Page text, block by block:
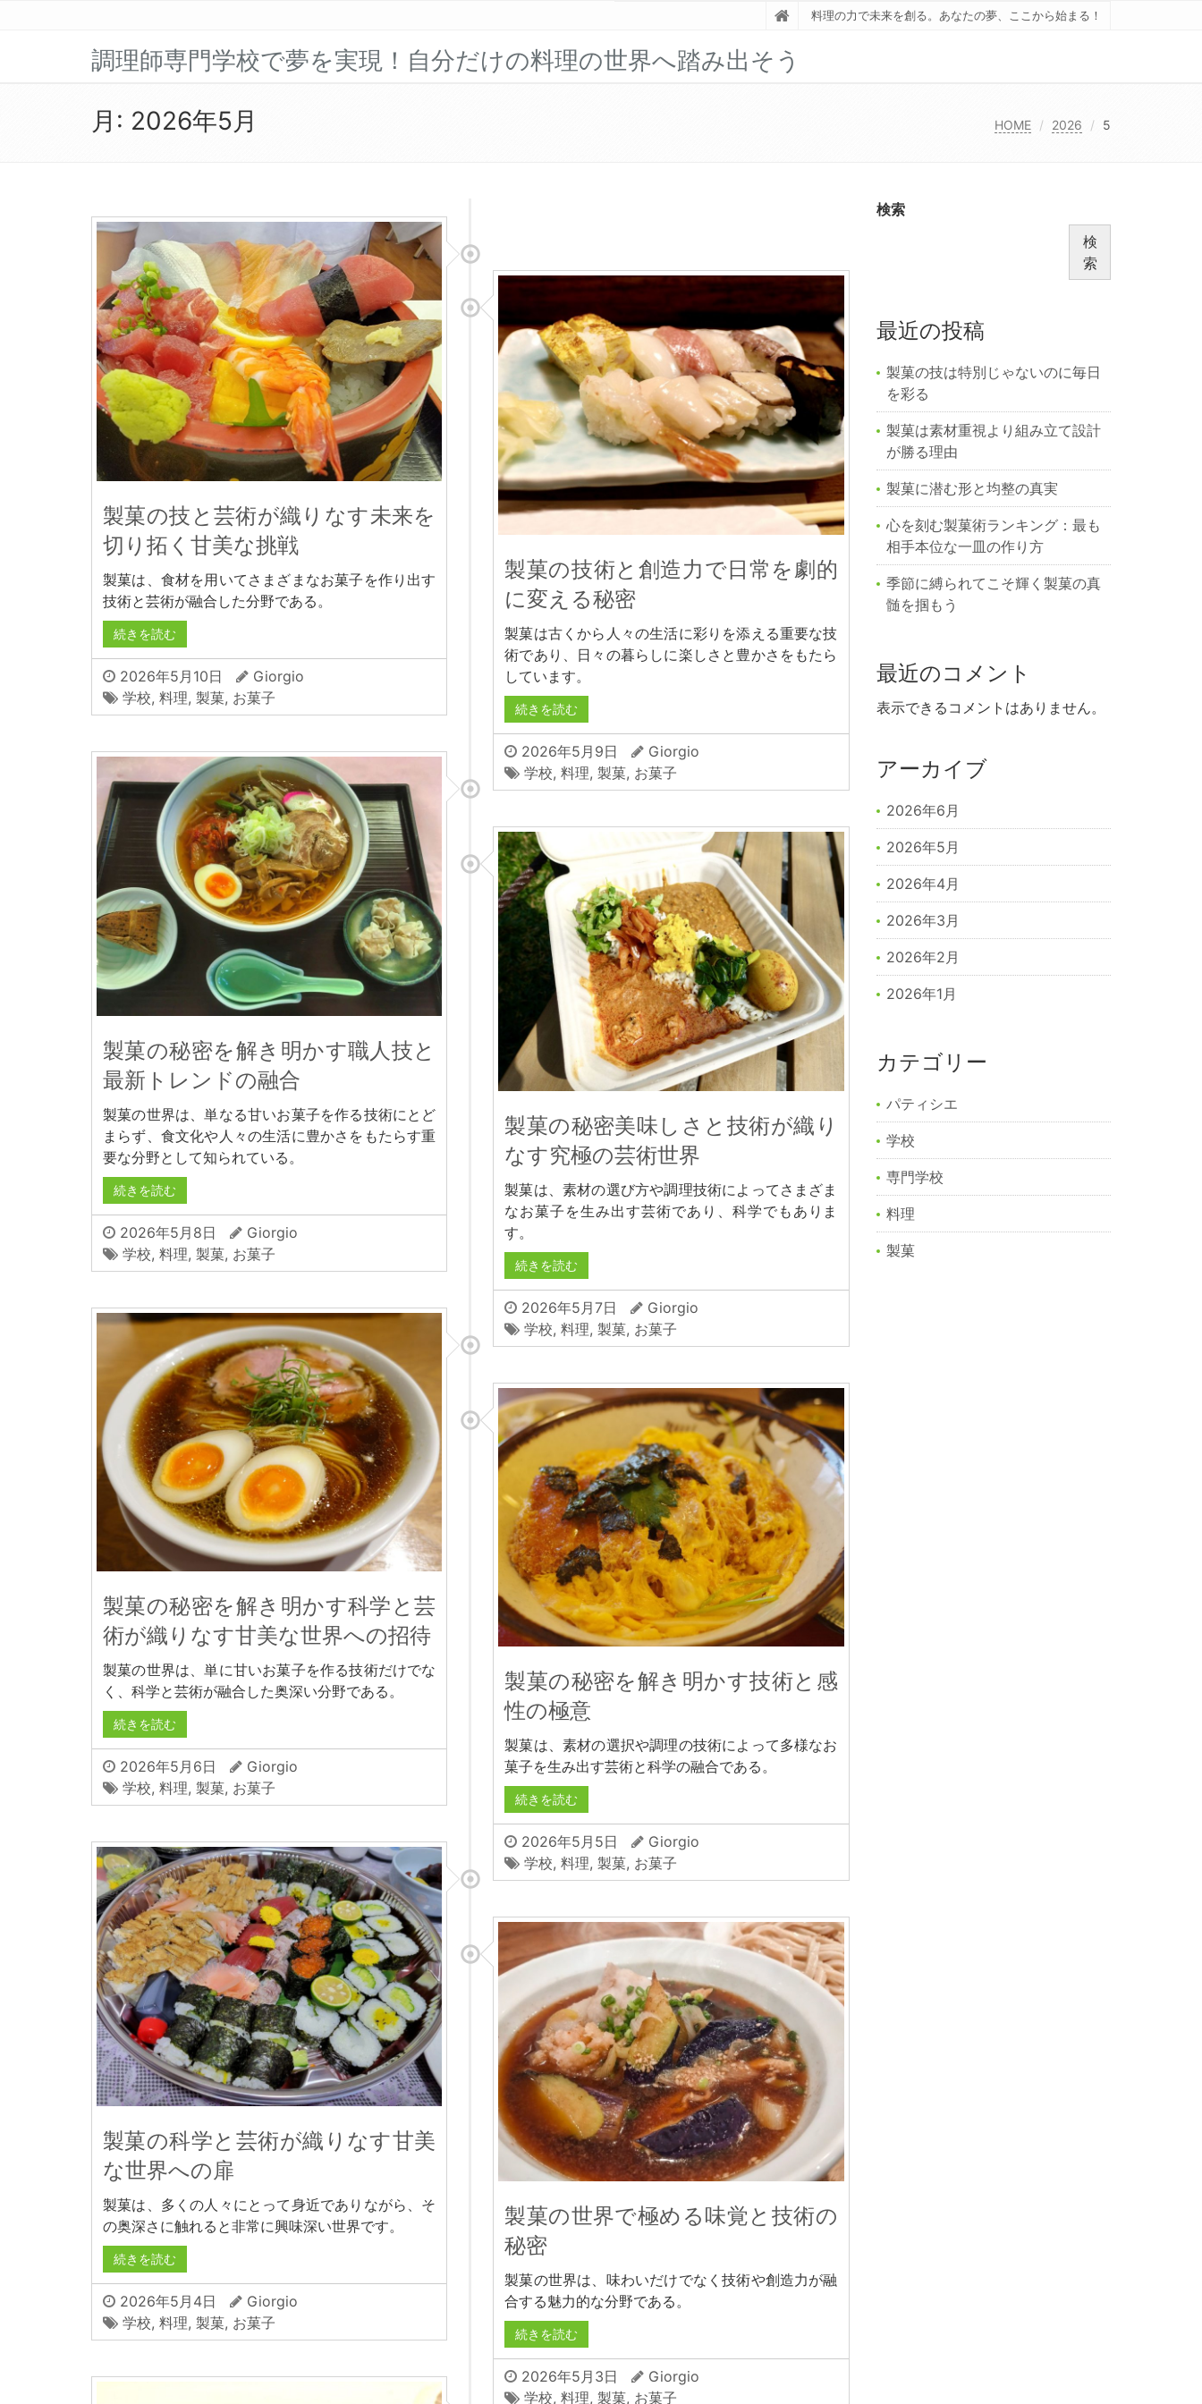
料理の力で未来を創る。あなたの夢、ここから始まる！
調理師専門学校で夢を実現！自分だけの料理の世界へ踏み出そう
月: 2026年5月 HOME 2026 5
製菓の技と芸術が織りなす未来を
切り拓く甘美な挑戦
製菓は、食材を用いてさまざまなお菓子を作り出す
技術と芸術が融合した分野である。
続きを読む
2026年5月10日
Giorgio
学校, 料理, 製菓, お菓子
製菓の技術と創造力で日常を劇的
に変える秘密
製菓は古くから人々の生活に彩りを添える重要な技
術であり、日々の暮らしに楽しさと豊かさをもたら
しています。
続きを読む
2026年5月9日
Giorgio
学校,料理,製菓, お菓子
製菓の秘密を解き明かす職人技と
最新トレンドの融合
製菓の世界は、単なる甘いお菓子を作る技術にとど
まらず、食文化や人々の生活に豊かさをもたらす重
要な分野として知られている。
続きを読む
2026年5月8日
Giorgio
学校, 料理, 製菓, お菓子
製菓の秘密美味しさと技術が織り
なす究極の芸術世界
製菓は、素材の選び方や調理技術によってさまざま
なお菓子を生み出す芸術であり、科学でもありま
す。
続きを読む
2026年5月7日
Giorgio
学校,料理,製菓, お菓子
製菓の秘密を解き明かす科学と芸
術が織りなす甘美な世界への招待
製菓の世界は、単に甘いお菓子を作る技術だけでな
く、科学と芸術が融合した奥深い分野である。
続きを読む
2026年5月6日
Giorgio
学校, 料理, 製菓, お菓子
製菓の秘密を解き明かす技術と感
性の極意
製菓は、素材の選択や調理の技術によって多様なお
菓子を生み出す芸術と科学の融合である。
続きを読む
2026年5月5日
Giorgio
学校,料理,製菓, お菓子
製菓の科学と芸術が織りなす甘美
な世界への扉
製菓は、多くの人々にとって身近でありながら、そ
の奥深さに触れると非常に興味深い世界です。
続きを読む
2026年5月4日
Giorgio
学校, 料理, 製菓, お菓子
製菓の世界で極める味覚と技術の
秘密
製菓の世界は、味わいだけでなく技術や創造力が融
合する魅力的な分野である。
続きを読む
2026年5月3日
Giorgio
学校,料理,製菓, お菓子
検索
検
索
最近の投稿
製菓の技は特別じゃないのに毎日
を彩る
製菓は素材重視より組み立て設計
が勝る理由
製菓に潜む形と均整の真実
心を刻む製菓術ランキング：最も
相手本位な一皿の作り方
季節に縛られてこそ輝く製菓の真
髄を掴もう
最近のコメント
表示できるコメントはありません。
アーカイブ
2026年6月
2026年5月
2026年4月
2026年3月
2026年2月
2026年1月
カテゴリー
パティシエ
学校
専門学校
料理
製菓